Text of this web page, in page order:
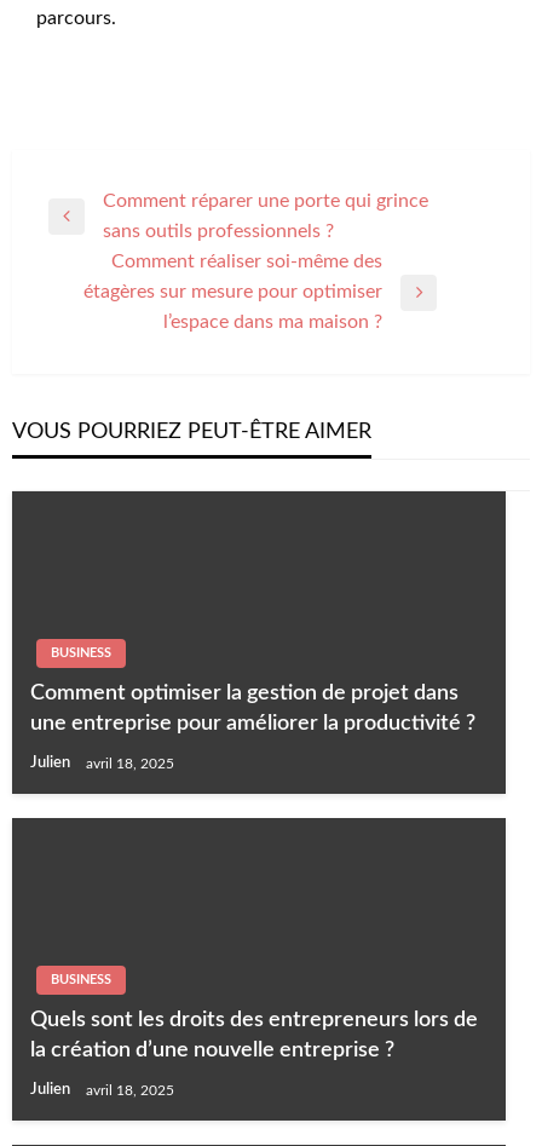
parcours.
Navigation
l’article
Previous
Comment réparer une porte qui grince
sans outils professionnels ?
Comment réaliser soi-même des
étagères sur mesure pour optimiser
l’espace dans ma maison ?
VOUS POURRIEZ PEUT-ÊTRE AIMER
BUSINESS
Comment optimiser la gestion de projet dans
une entreprise pour améliorer la productivité ?
Julien avril 18, 2025
BUSINESS
Quels sont les droits des entrepreneurs lors de
la création d’une nouvelle entreprise ?
Julien avril 18, 2025